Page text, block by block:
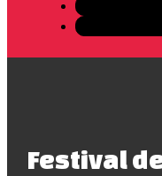
Festival